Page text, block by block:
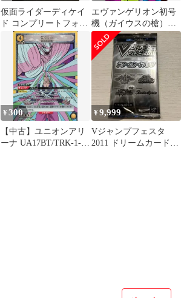
仮面ライダーディケイ
ド コンプリートフォー
ム(SR){緑}〈KMR-2-
069〉[EX12BT]ユニオ
ンアリーナ
エヴァンゲリオン初号
機（ガイウスの槍）
(SR){紫}〈EVA-1-033〉
[ヱヴァンゲリヲン新劇
場版]ユニオンアリーナ
¥300
【中古】ユニオンアリ
ーナ UA17BT/TRK-1-
¥9,999
Vジャンプフェスタ
2011 ドリームカードパ